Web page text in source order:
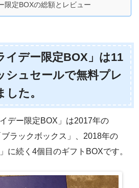
限定BOXの総額とレビュー
イデー限定BOX」は11
シュセールで無料プレ
た。
デー限定BOX」は2017年の
ブラックボックス」、2018年の
に続く4個目のギフトBOXです。